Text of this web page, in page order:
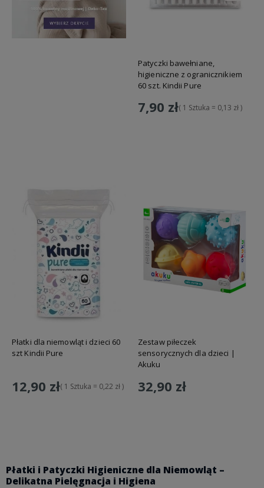
Patyczki bawełniane,
higieniczne z ogranicznikiem
60 szt. Kindii Pure
7,90 zł( 1 Sztuka = 0,13 zł )
Płatki dla niemowląt i dzieci 60
szt Kindii Pure
12,90 zł( 1 Sztuka = 0,22 zł )
Zestaw piłeczek
sensorycznych dla dzieci |
Akuku
32,90 zł
Płatki i Patyczki Higieniczne dla Niemowląt –
Delikatna Pielęgnacja i Higiena